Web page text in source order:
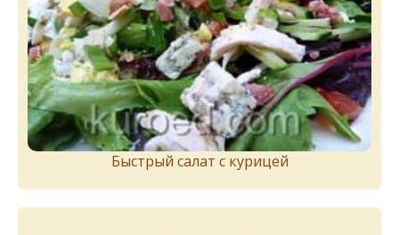
Быстрый салат с курицей